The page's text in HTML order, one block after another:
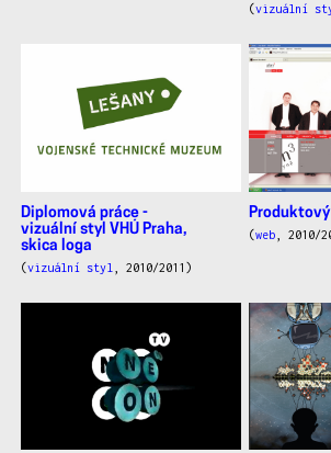
(vizuální
Diplomová práce -
vizuální styl VHÚ Praha,
skica loga
(vizuální styl , 2010/2011)
(web , 2010/